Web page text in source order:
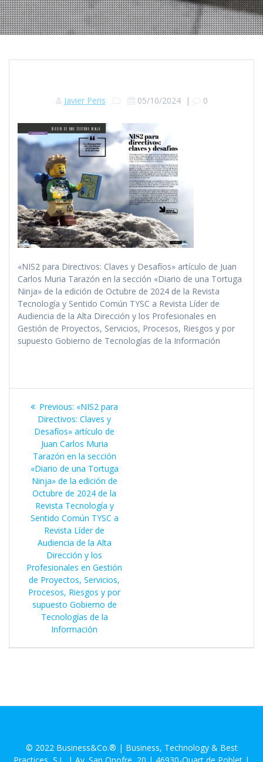
Javier Peris 05/10/2024| 0
«NIS2 para Directivos: Claves y Desafíos» artículo de Juan
Carlos Muria Tarazón en la sección «Diario de una Tortuga
Ninja» de la edición de Octubre de 2024 de la Revista
Tecnología y Sentido Común TYSC a Revista Líder de
Audiencia de la Alta Dirección y los Profesionales en
Gestión de Proyectos, Servicios, Procesos, Riesgos y por
supuesto Gobierno de Tecnologías de la Información
Navegación
entradas
Previous: Previous
post:
«NIS2 para
Directivos: Claves y
Desafíos» artículo de
Juan Carlos Muria
Tarazón en la sección
«Diario de una Tortuga
Ninja» de la edición de
Octubre de 2024 de la
Revista Tecnología y
Sentido Común TYSC a
Revista Líder de
Audiencia de la Alta
Dirección y los
Profesionales en Gestión
de Proyectos, Servicios,
Procesos, Riesgos y por
supuesto Gobierno de
Tecnologías de la
Información
© 2022 Business&Co.® | Business, Technology & Best